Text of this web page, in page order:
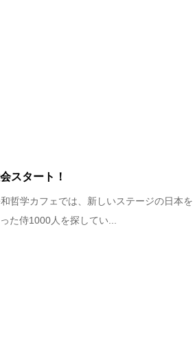
スタート！
哲学カフェでは、新しいステージの日本を
た侍1000人を探してい...